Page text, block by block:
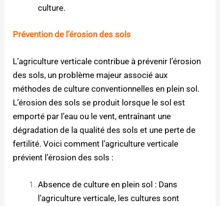
culture.
Prévention de l’érosion des sols
L’agriculture verticale contribue à prévenir l’érosion
des sols, un problème majeur associé aux
méthodes de culture conventionnelles en plein sol.
L’érosion des sols se produit lorsque le sol est
emporté par l’eau ou le vent, entraînant une
dégradation de la qualité des sols et une perte de
fertilité. Voici comment l’agriculture verticale
prévient l’érosion des sols :
Absence de culture en plein sol : Dans
l’agriculture verticale, les cultures sont